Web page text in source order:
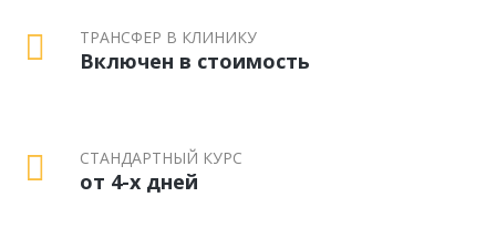
ТРАНСФЕР В КЛИНИКУ
Включен в стоимость
СТАНДАРТНЫЙ КУРС
от 4-х дней